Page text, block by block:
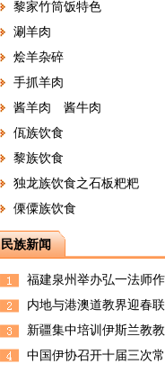
黎家竹筒饭特色
涮羊肉
烩羊杂碎
手抓羊肉
酱羊肉 酱牛肉
佤族饮食
黎族饮食
独龙族饮食之石板粑粑
傈僳族饮食
民族新闻
福建泉州举办弘一法师
内地与港澳道教界迎春
新疆集中培训伊斯兰教
中国伊协召开十届三次